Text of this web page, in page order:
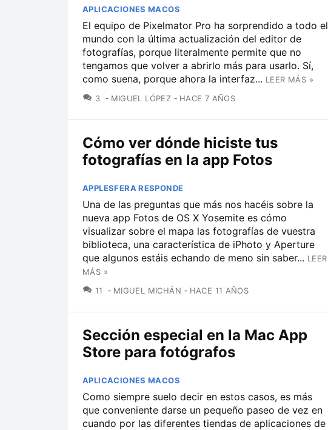
APLICACIONES MACOS
El equipo de Pixelmator Pro ha sorprendido a todo el
mundo con la última actualización del editor de
fotografías, porque literalmente permite que no
tengamos que volver a abrirlo más para usarlo. Sí,
como suena, porque ahora la interfaz... LEER MÁS »
3 COMENTARIOS
MIGUEL LÓPEZ HACE 7 AÑOS
Cómo ver dónde hiciste tus
fotografías en la app Fotos
APPLESFERA RESPONDE
Una de las preguntas que más nos hacéis sobre la
nueva app Fotos de OS X Yosemite es cómo
visualizar sobre el mapa las fotografías de vuestra
biblioteca, una característica de iPhoto y Aperture
que algunos estáis echando de meno sin saber... LEER
MÁS »
11
COMENTARIOS
MIGUEL MICHÁN HACE 11 AÑOS
Sección especial en la Mac App
Store para fotógrafos
APLICACIONES MACOS
Como siempre suelo decir en estos casos, es más
que conveniente darse un pequeño paseo de vez en
cuando por las diferentes tiendas de aplicaciones de